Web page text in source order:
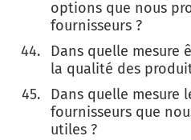
options que nous
fournisseurs ?
Dans quelle mesure
la qualité des
Dans quelle mesure
fournisseurs que
utiles ?